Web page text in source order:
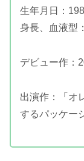
生年月日：
身長、血液型
デビュー作：
出演作：「オ
するパッケー